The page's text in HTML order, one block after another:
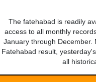
The fatehabad is readily
access to all monthly
January through December.
Fatehabad result,
all